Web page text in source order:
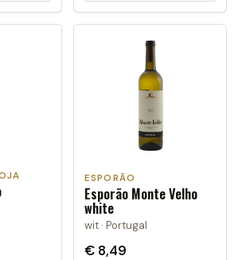
ESPORÃO
Esporão Monte Velho
white
wit · Portugal
€ 8,49